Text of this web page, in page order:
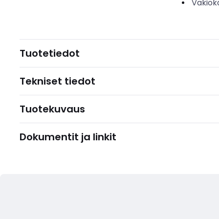
Tuotetiedot
Tekniset tiedot
Tuotekuvaus
Dokumentit ja linkit